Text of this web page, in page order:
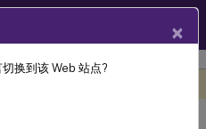
×
换到该 Web 站点?